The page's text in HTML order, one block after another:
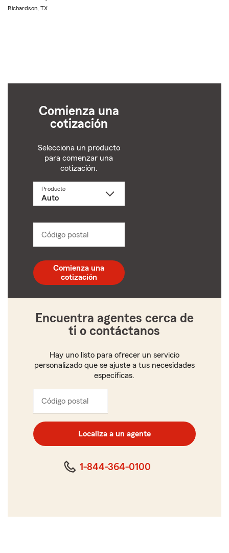
Richardson, TX
Comienza una
cotización
Selecciona un producto
para comenzar una
cotización.
ProductoSelecciona
Código postal
postal
de
5
Comienza una
cotización
Encuentra agentes cerca de
ti o contáctanos
Hay uno listo para ofrecer un servicio
personalizado que se ajuste a tus necesidades
específicas.
Código postal
código
postal
de
cinco
Localiza a un agente
1-844-364-0100